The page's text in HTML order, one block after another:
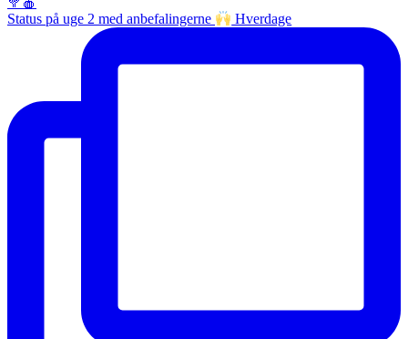
Status på uge 2 med anbefalingerne Hverdage